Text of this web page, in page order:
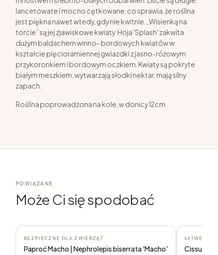
lancetowate i mocno cętkowane, co sprawia, że roślina
jest piękna nawet wtedy, gdy nie kwitnie. „Wisienką na
torcie” są jej zjawiskowe kwiaty. Hoja 'Splash' zakwita
dużym baldachem winno- bordowych kwiatów w
kształcie pięcioramiennej gwiazdki z jasno-różowym
przykoronkiem i bordowym oczkiem. Kwiaty są pokryte
białym meszkiem, wytwarzają słodki nektar, mają silny
zapach.
Roślina poprowadzona na kole, w donicy 12cm
POWIĄZANE
Może Ci się spodobać
BEZPIECZNE DLA ZWIERZĄT
Paproć Macho | Nephrolepis biserrata 'Macho'
ŁATWE W
Cissus